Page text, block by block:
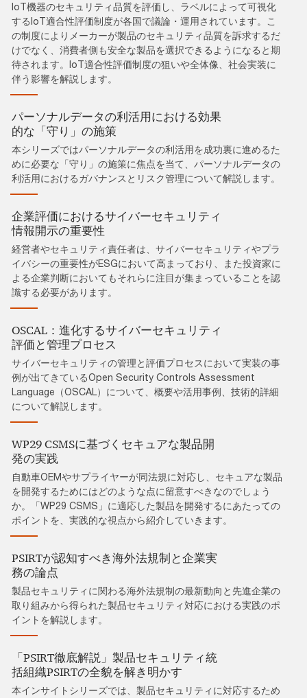
IoT機器のセキュリティ品質を評価し、ラベルによって可視化
するIoT適合性評価制度が各国で議論・運用されています。こ
の制度によりメーカーが製品のセキュリティ品質を訴求するだ
けでなく、消費者側も安全な製品を選択できるようになると期
待されます。IoT適合性評価制度の狙いや全体像、社会実装に
伴う影響を解説します。
パーソナルデータの利活用における効果
的な「守り」の施策
本シリーズではパーソナルデータの利活用を成功裏に進めるた
めに必要な「守り」の施策に焦点を当て、パーソナルデータの
利活用におけるガバナンスとリスク管理について解説します。
企業評価におけるサイバーセキュリティ
情報開示の重要性
経営者やセキュリティ責任者は、サイバーセキュリティやプラ
イバシーの重要性がESGにおいて高まっており、また投資家に
よる企業判断においてもそれらに注目が集まっていることを認
識する必要があります。
OSCAL：進化するサイバーセキュリティ
評価と管理プロセス
サイバーセキュリティの管理と評価プロセスにおいて実装の事
例が出てきているOpen Security Controls Assessment
Language（OSCAL）について、概要や活用事例、技術的詳細
について解説します。
WP29 CSMSに基づくセキュアな製品開
発の実践
自動車OEMやサプライヤーが同法規に対応し、セキュアな製品
を開発するためにはどのような点に留意すべきなのでしょう
か。「WP29 CSMS」に適応した製品を開発するにあたっての
ポイントを、実践的な視点から紹介していきます。
PSIRTが認知すべき海外法規制と企業実
務の論点
製品セキュリティに関わる海外法規制の最新動向と先進企業の
取り組みから得られた製品セキュリティ対応における実践のポ
イントを解説します。
「PSIRT徹底解説」製品セキュリティ統
括組織PSIRTの全貌を解き明かす
本インサイトシリーズでは、製品セキュリティに対応するため